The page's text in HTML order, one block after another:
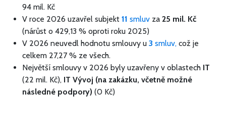
94 mil. Kč
V roce 2026 uzavřel subjekt 11 smluv za 25 mil. Kč
(nárůst o 429,13 % oproti roku 2025)
V 2026 neuvedl hodnotu smlouvy u 3 smluv, což je
celkem 27,27 % ze všech.
Největší smlouvy v 2026 byly uzavřeny v oblastech IT
(22 mil. Kč), IT Vývoj (na zakázku, včetně možné
následné podpory) (0 Kč)